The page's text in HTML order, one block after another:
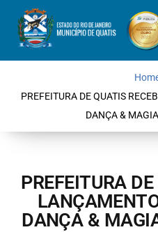
PREFEITURA DE QUATIS
DANÇA &
PREFEITURA
DANÇA &